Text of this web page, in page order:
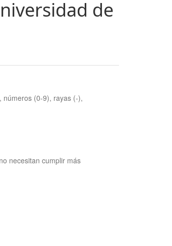
de
números (0-9), rayas (-),
necesitan cumplir más